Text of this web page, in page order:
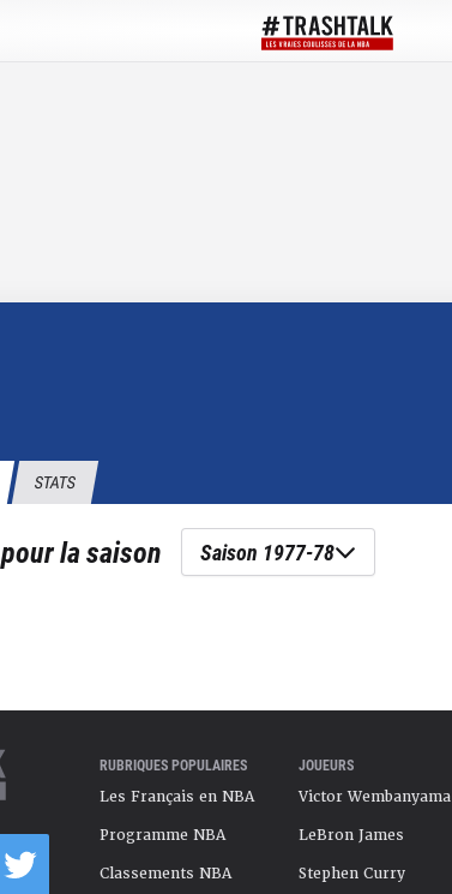
STATS
pour la saison Saison 1977-78
RUBRIQUES POPULAIRES
Les Français en NBA
Programme NBA
Classements NBA
JOUEURS
Victor Wembanyama
LeBron James
Stephen Curry